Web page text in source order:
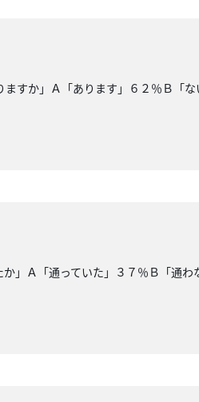
すか」Ａ「あります」６２％Ｂ「
」Ａ「通っていた」３７％Ｂ「通